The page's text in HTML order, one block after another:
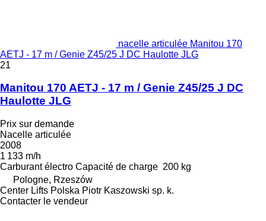
nacelle articulée Manitou 170
AETJ - 17 m / Genie Z45/25 J DC Haulotte JLG
21
Manitou 170 AETJ - 17 m / Genie Z45/25 J DC
Haulotte JLG
Prix sur demande
Nacelle articulée
2008
1 133 m/h
Carburant électro Capacité de charge 200 kg
Pologne, Rzeszów
Center Lifts Polska Piotr Kaszowski sp. k.
Contacter le vendeur